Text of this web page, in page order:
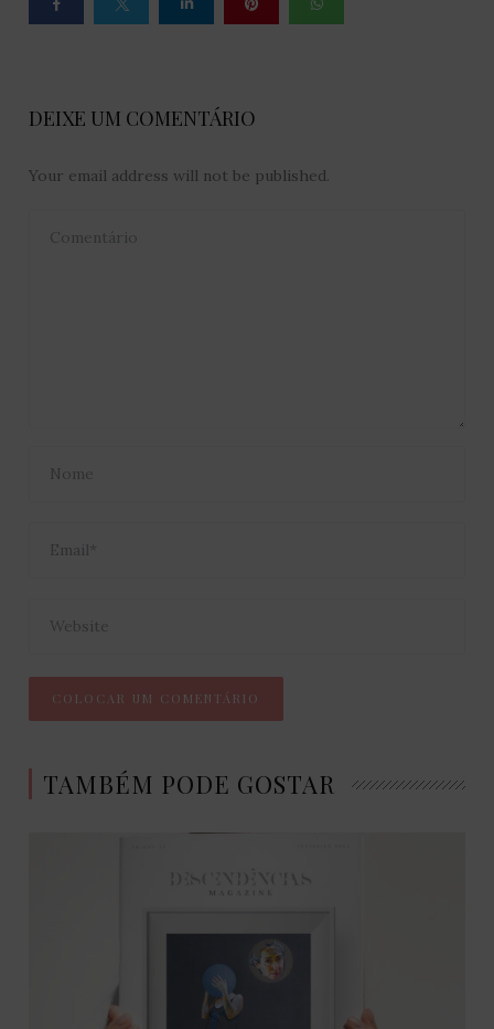
DEIXE UM COMENTÁRIO
Your email address will not be published.
TAMBÉM PODE GOSTAR